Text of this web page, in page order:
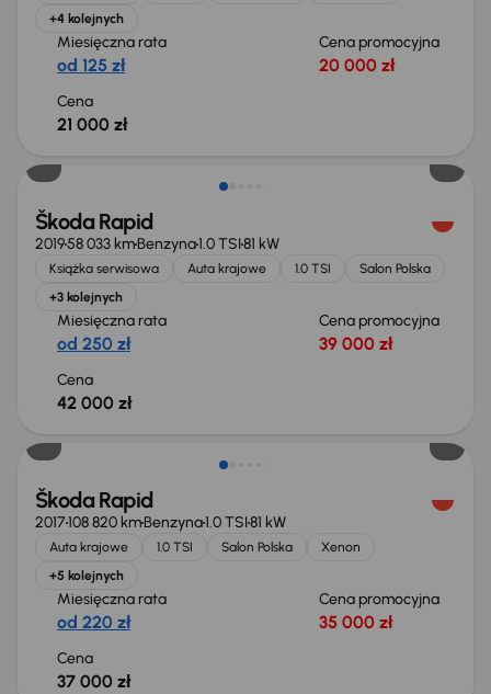
+4 kolejnych
Miesięczna rata
od 125 zł
Cena promocyjna
20 000 zł
Cena
21 000 zł
Škoda Rapid
201958 033 kmBenzyna1.0 TSI81 kW
Książka serwisowa Auta krajowe 1.0 TSI
Salon Polska
+3 kolejnych
Miesięczna rata
od 250 zł
Cena promocyjna
39 000 zł
Cena
42 000 zł
Škoda Rapid
2017108 820 kmBenzyna1.0 TSI81 kW
Auta krajowe 1.0 TSI Salon Polska
Xenon
+5 kolejnych
Miesięczna rata
od 220 zł
Cena promocyjna
35 000 zł
Cena
37 000 zł